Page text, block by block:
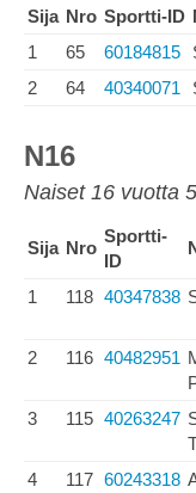
Sija Nro Sportti-ID
1
65 60184815
2
64 40340071
N16
Naiset 16 vuotta
Sija Nro
Sportti-
ID
1 118 40347838
2 116 40482951
3 115 40263247
4 117 60243318